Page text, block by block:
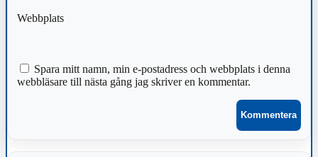
Webbplats
Spara mitt namn, min e-postadress och webbplats i denna
webbläsare till nästa gång jag skriver en kommentar.